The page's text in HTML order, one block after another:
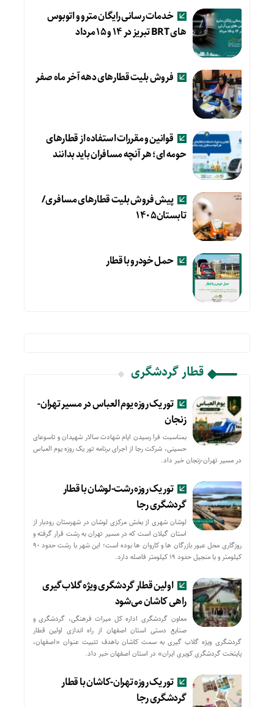
خدمات رسانی رایگان مترو و اتوبوس
های BRT تبریز در ۱۴ و ۱۵ مرداد
فروش بلیت قطارهای دهه آخر ماه صفر
قوانین و مقررات استفاده از قطارهای
حومه ای؛ هر آنچه مسافران باید بدانند
پیش فروش بلیت قطارهای مسافری/
تابستان۱۴۰۵
حمل خودرو با قطار
قطار گردشگری
تور یک روزه یوم العباس در مسیر تهران-
زنجان
بمناسبت فرا رسیدن ایام شهادت سالار شهیدان و تاسوعای
حسینی، شرکت رجا از اجرای برنامه تور یک روزه یوم العباس
در مسیر تهران-زنجان خبر داد.
تور یک روزه رشت-لوشان با قطار
گردشگری رجا
لوشان شهری از بخش مرکزی لوشان در شهرستان رودبار از
استان گیلان است که در مسیر تهران به رشت قرار گرفته و
روزگاری محل عبور بازرگان ها و کاروان ها بوده است؛ این شهر با رشت حدود ۹۰
کیلومتر و با منجیل حدود ۱۹ کیلومتر فاصله دارد.
اولین قطار گردشگری ویژه گلاب‌گیری
راهی کاشان می‌شود
معاون گردشگری اداره کل میراث فرهنگی، گردشگری و
صنایع دستی استان اصفهان از راه اندازی اولین قطار
گردشگری ویژه گلاب گیری به سمت کاشان باهدف تثبیت عنوان «اصفهان،
پایتخت گردشگری کویری ایران» در استان اصفهان خبر داد.
تور یک روزه تهران-کاشان با قطار
گردشگری رجا